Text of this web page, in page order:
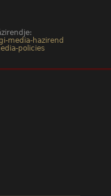
media-hazirend
policies